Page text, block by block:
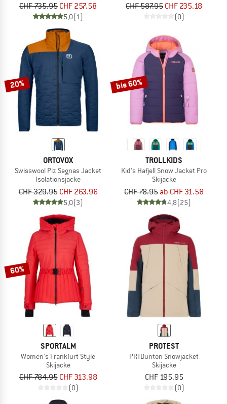
CHF 735.95 CHF 257.58
5,0(1)
CHF 587.95 CHF 235.18
(0)
20%
ORTOVOX
Swisswool Piz Segnas Jacket
Isolationsjacke
CHF 329.95 CHF 263.96
5,0(3)
bis 60%
TROLLKIDS
Kid's Hafjell Snow Jacket Pro
Skijacke
CHF 78.95 ab CHF 31.58
4,8(25)
60%
SPORTALM
Women's Frankfurt Style
Skijacke
CHF 784.95 CHF 313.98
(0)
PROTEST
PRTDunton Snowjacket
Skijacke
CHF 195.95
(0)